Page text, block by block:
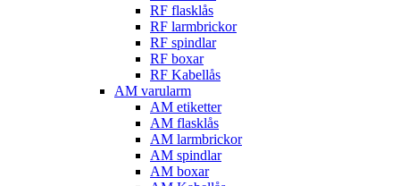
RF flasklås
RF larmbrickor
RF spindlar
RF boxar
RF Kabellås
AM varularm
AM etiketter
AM flasklås
AM larmbrickor
AM spindlar
AM boxar